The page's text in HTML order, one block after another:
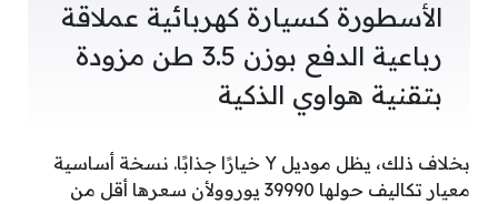
الأسطورة كسيارة كهربائية عملاقة
رباعية الدفع بوزن 3.5 طن مزودة
بتقنية هواوي الذكية
بخلاف ذلك، يظل موديل Y خيارًا جذابًا. نسخة أساسية
معيار تكاليف حولها 39990 يوروولأن سعرها أقل من